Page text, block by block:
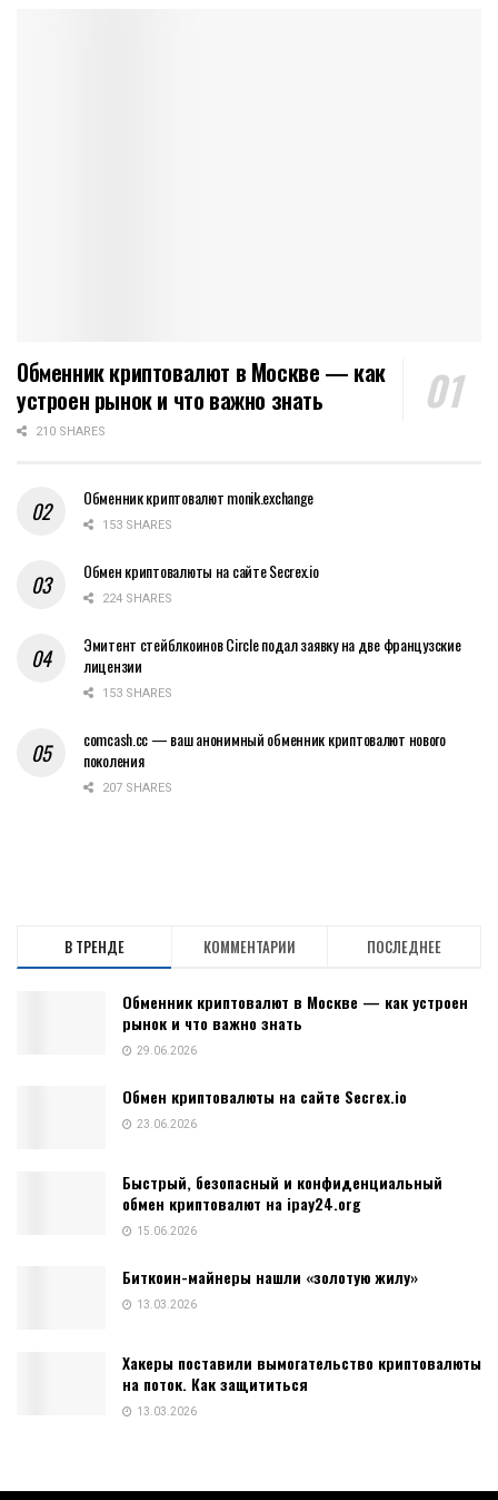
Обменник криптовалют в Москве — как
устроен рынок и что важно знать
210 SHARES
Обменник криптовалют monik.exchange
153 SHARES
Обмен криптовалюты на сайте Secrex.io
224 SHARES
Эмитент стейблкоинов Circle подал заявку на две французские
лицензии
153 SHARES
comcash.cc — ваш анонимный обменник криптовалют нового
поколения
207 SHARES
В ТРЕНДЕ КОММЕНТАРИИ ПОСЛЕДНЕЕ
Обменник криптовалют в Москве — как устроен
рынок и что важно знать
29.06.2026
Обмен криптовалюты на сайте Secrex.io
23.06.2026
Быстрый, безопасный и конфиденциальный
обмен криптовалют на ipay24.org
15.06.2026
Биткоин-майнеры нашли «золотую жилу»
13.03.2026
Хакеры поставили вымогательство криптовалюты
на поток. Как защититься
13.03.2026